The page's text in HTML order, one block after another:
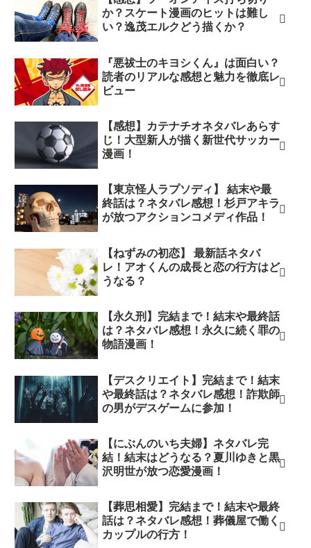
か？スケート漫画のヒットは難し
い？逸茂エルクどう描くか？
『悪祓士のキヨシくん』は面白い？
読者のリアルな感想と魅力を徹底レ
ビュー
【感想】カテナチオネタバレあらす
じ！大型新人が描く新世代サッカー
漫画！
【東京怪人ラプソディ】 結末や最
終話は？ネタバレ感想！杉戸アキラ
が放つアクションコメディ作品！
【ねずみの初恋】 最新話ネタバ
レ！アオくんの成長と恋の行方はど
うなる？
【永久刑】完結まで！結末や最終話
は？ネタバレ感想！永久に続く罪の
物語漫画！
【デスクリエイト】完結まで！結末
や最終話は？ネタバレ感想！詐欺師
の男がデスゲームに参加！
【にぶんのいち夫婦】ネタバレ完
結！結末はどうなる？夏川ゆきと黒
沢明世が放つ恋愛漫画！
【葬思相愛】完結まで！結末や最終
話は？ネタバレ感想！葬儀屋で働く
カップルの行方！